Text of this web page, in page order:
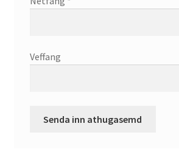
Veffang